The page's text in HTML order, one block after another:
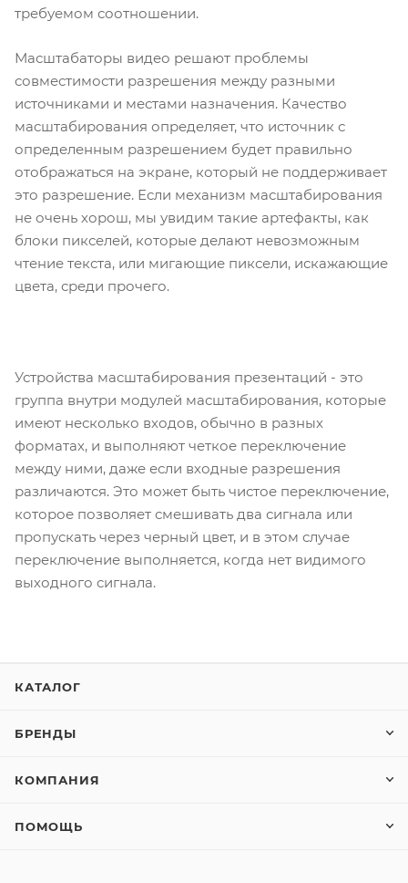
требуемом соотношении.
Масштабаторы видео решают проблемы
совместимости разрешения между разными
источниками и местами назначения. Качество
масштабирования определяет, что источник с
определенным разрешением будет правильно
отображаться на экране, который не поддерживает
это разрешение. Если механизм масштабирования
не очень хорош, мы увидим такие артефакты, как
блоки пикселей, которые делают невозможным
чтение текста, или мигающие пиксели, искажающие
цвета, среди прочего.
Устройства масштабирования презентаций - это
группа внутри модулей масштабирования, которые
имеют несколько входов, обычно в разных
форматах, и выполняют четкое переключение
между ними, даже если входные разрешения
различаются. Это может быть чистое переключение,
которое позволяет смешивать два сигнала или
пропускать через черный цвет, и в этом случае
переключение выполняется, когда нет видимого
выходного сигнала.
КАТАЛОГ
БРЕНДЫ
КОМПАНИЯ
ПОМОЩЬ